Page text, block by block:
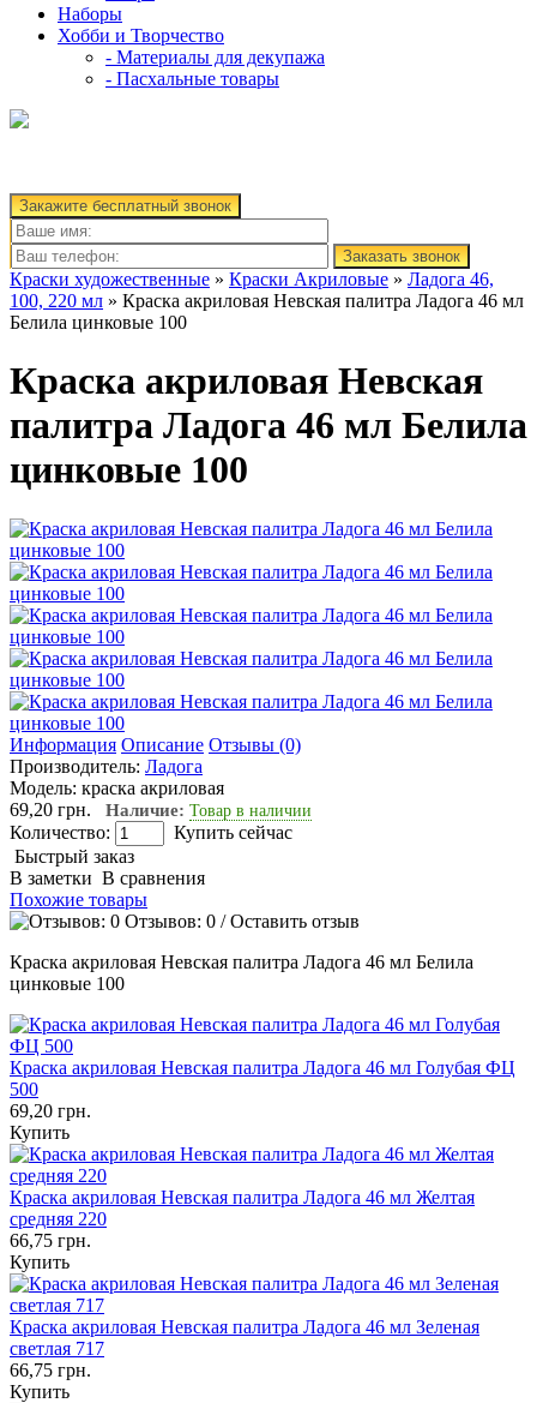
Наборы
Хобби и Творчество
- Материалы для декупажа
- Пасхальные товары
Закажите бесплатный звонок
Заказать звонок
Краски художественные » Краски Акриловые » Ладога 46,
100, 220 мл » Краска акриловая Невская палитра Ладога 46 мл
Белила цинковые 100
Краска акриловая Невская
палитра Ладога 46 мл Белила
цинковые 100
Информация Описание Отзывы (0)
Производитель: Ладога
Модель: краска акриловая
69,20 грн. Наличие: Товар в наличии
Количество:
Купить сейчас
Быстрый заказ
В заметки В сравнения
Похожие товары
Отзывов: 0 /Оставить отзыв
Краска акриловая Невская палитра Ладога 46 мл Белила
цинковые 100
Краска акриловая Невская палитра Ладога 46 мл Голубая ФЦ
500
69,20 грн.
Купить
Краска акриловая Невская палитра Ладога 46 мл Желтая
средняя 220
66,75 грн.
Купить
Краска акриловая Невская палитра Ладога 46 мл Зеленая
светлая 717
66,75 грн.
Купить